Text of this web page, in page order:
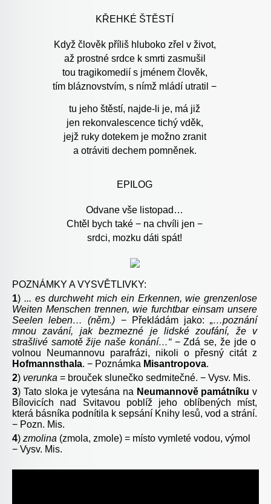
KŘEHKÉ ŠTĚSTÍ
Když člověk příliš hluboko zřel v život,
až prostné srdce k smrti zasmušil
tou tragikomedií s jménem člověk,
tím bláznovstvím, s nímž mládí utratil −
tu jeho štěstí, najde-li je, má již
jen rekonvalescence tichý vděk,
jejž ruky dotekem je možno zranit
a otráviti dechem pomněnek.
EPILOG
Odvane vše listopad…
Chtěl bych také − na chvíli jen −
srdci, mozku dáti spát!
POZNÁMKY A VYSVĚTLIVKY:
1) ... es durchweht mich ein Erkennen, wie grenzenlose
Weiten Menschen trennen, wie furchtbar einsam unsere
Seelen leben…(něm.) − Překládám jako: „…poznání
mnou zavání, jak bezmezné jelidské zoufání, že v
strašlivé samotě žije naše konání…“− Zdá se, že jde o
volnou Neumannovu parafrázi, nikoli o přesný citát z
Hofmannsthala. − Poznámka Misantropova.
2) verunka = brouček slunečko sedmitečné. − Vysv. Mis.
3) Tato sloka je vytesána na Neumannově památníku v
Bílovicích nad Svitavou poblíž jeho oblíbených míst,
která básníka podnítila k sepsání Knihy lesů, vod a strání.
− Pozn. Mis.
4) zmolina (zmola, zmole) = místo vymleté vodou, výmol
− Vysv. Mis.